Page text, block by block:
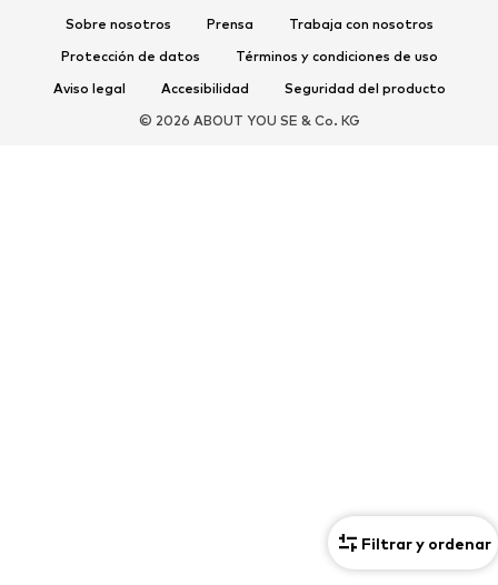
Filtrar y ordenar
Complementos deportivos
COMPLEMENTOS
Ropa interior y de baño
Trajes y chaquetas
Sobre nosotros Prensa
Trabaja con nosotros
Protección de datos
Términos y condiciones de uso
Aviso legal
Accesibilidad
Seguridad del producto
© 2026 ABOUT YOU SE & Co. KG